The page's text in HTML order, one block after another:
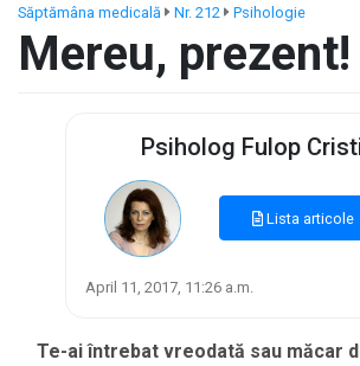
Săptămâna medicală Nr. 212 Psihologie
Mereu, prezent!
Psiholog Fulop
Lista articole
April 11, 2017, 11:26 a.m.
Te-ai întrebat vreodată sau măcar